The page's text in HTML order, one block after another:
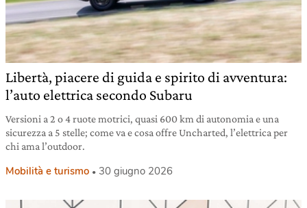
Libertà, piacere di guida e spirito di avventura:
l’auto elettrica secondo Subaru
Versioni a 2 o 4 ruote motrici, quasi 600 km di autonomia e una
sicurezza a 5 stelle; come va e cosa offre Uncharted, l’elettrica per
chi ama l’outdoor.
Mobilità e turismo 30 giugno 2026